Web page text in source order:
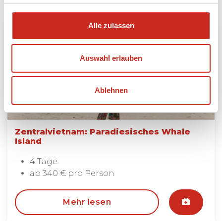
Alle zulassen
Auswahl erlauben
Ablehnen
Zentralvietnam: Paradiesisches Whale
Island
4 Tage
ab 340 € pro Person
Mehr lesen